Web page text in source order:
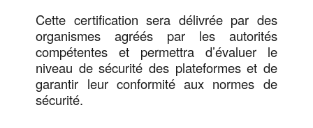
Cette certification sera délivrée par des
organismes agréés par les autorités
compétentes et permettra d’évaluer le
niveau de sécurité des plateformes et de
garantir leur conformité aux normes de
sécurité.